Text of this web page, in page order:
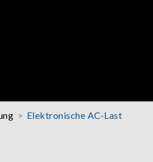
Elektronische AC-Last